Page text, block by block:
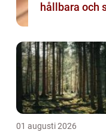
hållbara och
01 augusti 2026